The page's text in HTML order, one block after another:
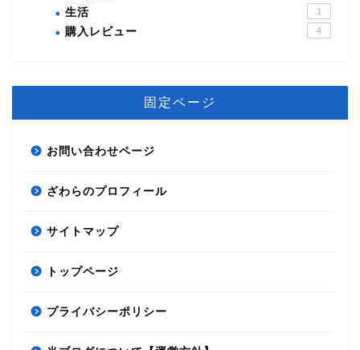
生活 1
購入レビュー 4
固定ページ
お問い合わせページ
ざわらのプロフィール
サイトマップ
トップページ
プライバシーポリシー